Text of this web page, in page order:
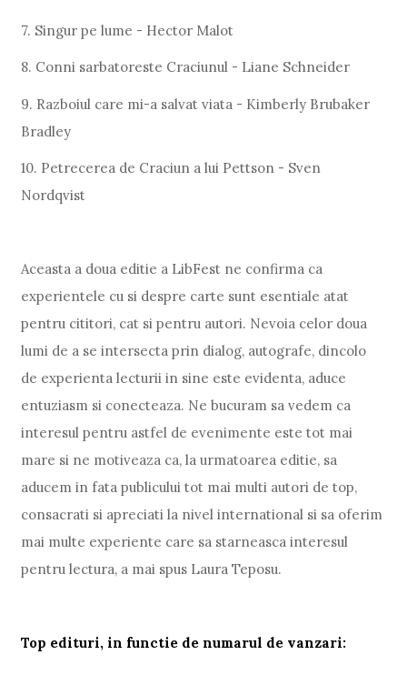
7. Singur pe lume - Hector Malot
8. Conni sarbatoreste Craciunul - Liane Schneider
9. Razboiul care mi-a salvat viata - Kimberly Brubaker
Bradley
10. Petrecerea de Craciun a lui Pettson - Sven
Nordqvist
Aceasta a doua editie a LibFest ne confirma ca
experientele cu si despre carte sunt esentiale atat
pentru cititori, cat si pentru autori. Nevoia celor doua
lumi de a se intersecta prin dialog, autografe, dincolo
de experienta lecturii in sine este evidenta, aduce
entuziasm si conecteaza. Ne bucuram sa vedem ca
interesul pentru astfel de evenimente este tot mai
mare si ne motiveaza ca, la urmatoarea editie, sa
aducem in fata publicului tot mai multi autori de top,
consacrati si apreciati la nivel international si sa oferim
mai multe experiente care sa starneasca interesul
pentru lectura, a mai spus Laura Teposu.
Top edituri, in functie de numarul de vanzari: